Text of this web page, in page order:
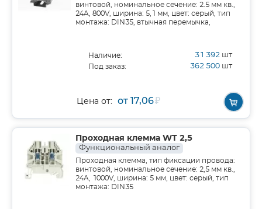
винтовой, номинальное сечение: 2.5 мм кв.,
24A, 800V, ширина: 5,1 мм, цвет: серый, тип
монтажа: DIN35, втычная перемычка,
Наличие: 31 392 шт
Под заказ: 362 500 шт
Цена от: от 17,06₽
Проходная клемма WT 2,5
Функциональный аналог
Проходная клемма, тип фиксации провода:
винтовой, номинальное сечение: 2,5 мм кв.,
24A, 1000V, ширина: 5 мм, цвет: серый, тип
монтажа: DIN35